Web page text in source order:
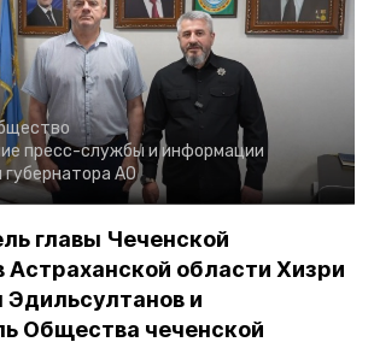
пресс-службы и информации
АО
главы Чеченской
Астраханской области Хизри
и
Общества чеченской